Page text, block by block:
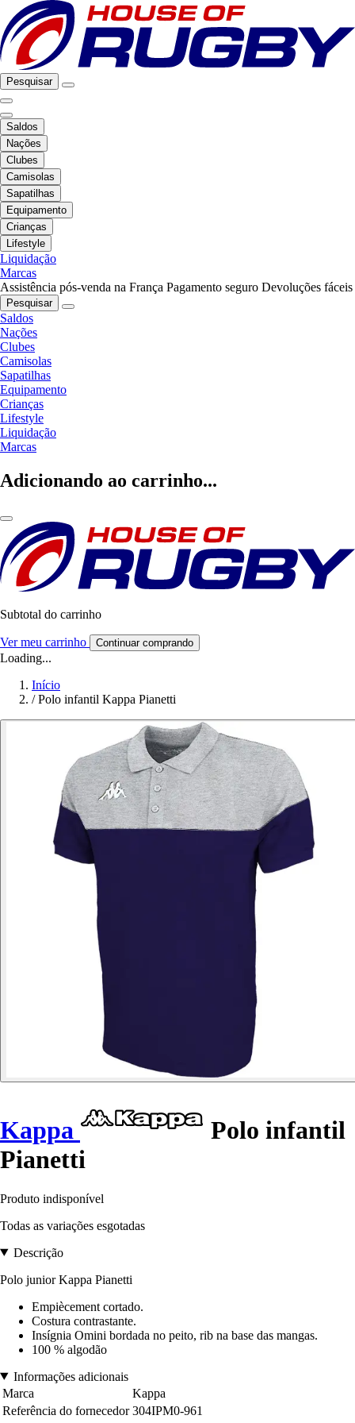
Pesquisar
Saldos
Nações
Clubes
Camisolas
Sapatilhas
Equipamento
Crianças
Lifestyle
Liquidação
Marcas
Assistência pós-venda na França Pagamento seguro Devoluções fáceis
Pesquisar
Saldos
Nações
Clubes
Camisolas
Sapatilhas
Equipamento
Crianças
Lifestyle
Liquidação
Marcas
Adicionando ao carrinho...
Subtotal do carrinho
Ver meu carrinho Continuar comprando
Loading...
Início
/ Polo infantil Kappa Pianetti
Kappa
Polo infantil
Pianetti
Produto indisponível
Todas as variações esgotadas
Descrição
Polo junior Kappa Pianetti
Empiècement cortado.
Costura contrastante.
Insígnia Omini bordada no peito, rib na base das mangas.
100 % algodão
Informações adicionais
Marca
Kappa
Referência do fornecedor 304IPM0-961